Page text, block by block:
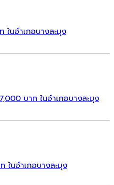
ในอำเภอบางละมุง
บาท ในอำเภอบางละมุง
ในอำเภอบางละมุง